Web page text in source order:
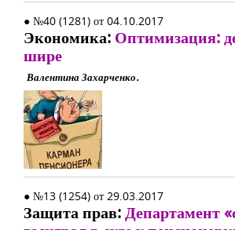
● №40 (1281) от 04.10.2017
Экономика: Оптимизация:
шире
Валентина Захарченко.
● №13 (1254) от 29.03.2017
Защита прав:Департамент